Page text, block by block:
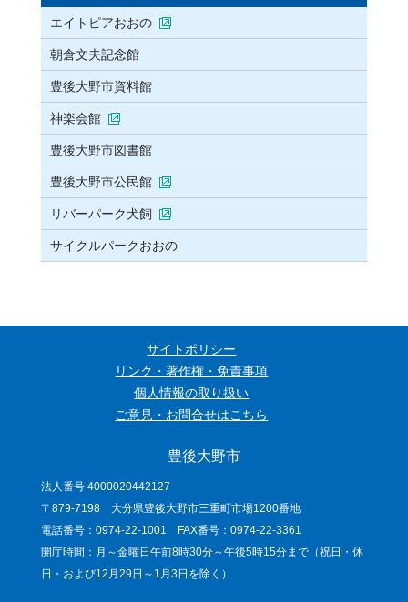
エイトピアおおの
朝倉文夫記念館
豊後大野市資料館
神楽会館
豊後大野市図書館
豊後大野市公民館
リバーパーク犬飼
サイクルパークおおの
サイトポリシー
リンク・著作権・免責事項
個人情報の取り扱い
ご意見・お問合せはこちら
豊後大野市
法人番号 4000020442127
〒879-7198 大分県豊後大野市三重町市場1200番地
電話番号：0974-22-1001 FAX番号：0974-22-3361
開庁時間：月～金曜日午前8時30分～午後5時15分まで（祝日・休
日・および12月29日～1月3日を除く）